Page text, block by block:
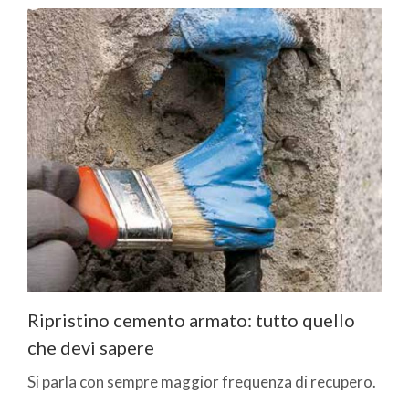
Ripristino cemento armato: tutto quello
che devi sapere
Si parla con sempre maggior frequenza di recupero.